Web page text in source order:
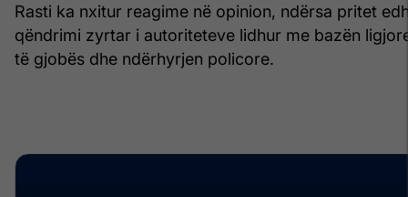
Rasti ka nxitur reagime në opinion, ndërsa pritet
qëndrimi zyrtar i autoriteteve lidhur me bazën
të gjobës dhe ndërhyrjen policore.